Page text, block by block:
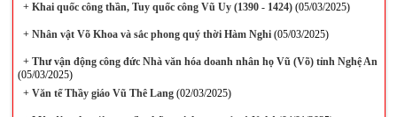
+Khai quốc công thần, Tuy quốc công Vũ Uy (1390 - 1424)(05/03/2025)
+Nhân vật Võ Khoa và sắc phong quý thời Hàm Nghi(05/03/2025)
+Thư vận động công đức Nhà văn hóa doanh nhân họ Vũ (Võ) tỉnh Nghệ An
(05/03/2025)
+Văn tế Thầy giáo Vũ Thê Lang(02/03/2025)